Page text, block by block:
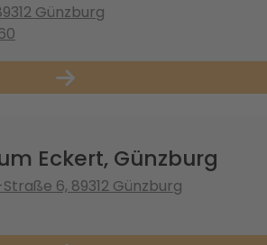
Günzburg
Eckert, Günzburg
6, 89312 Günzburg